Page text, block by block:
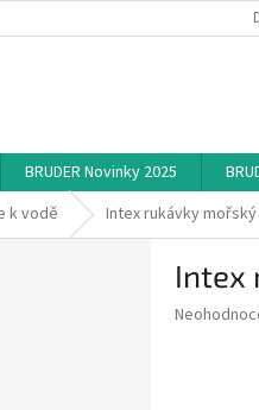
BRUDER Novinky 2025
k vodě Intex rukávky
Intex
Průměrné